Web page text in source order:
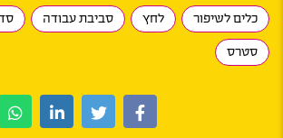
כלים לשיפור לחץ סביבת עבודה
סטרס